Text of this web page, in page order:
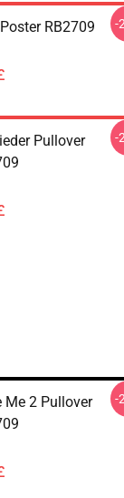
RB2709 -
Pullover
-
Me 2 Pullover
-